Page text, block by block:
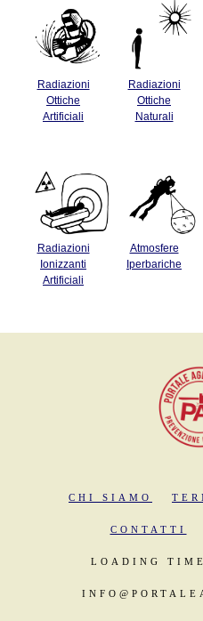
Radiazioni
Ottiche
Artificiali
Radiazioni
Ottiche
Naturali
Radiazioni
Ionizzanti
Artificiali
Atmosfere
Iperbariche
CHI SIAMO
CONTATTI
LOADING